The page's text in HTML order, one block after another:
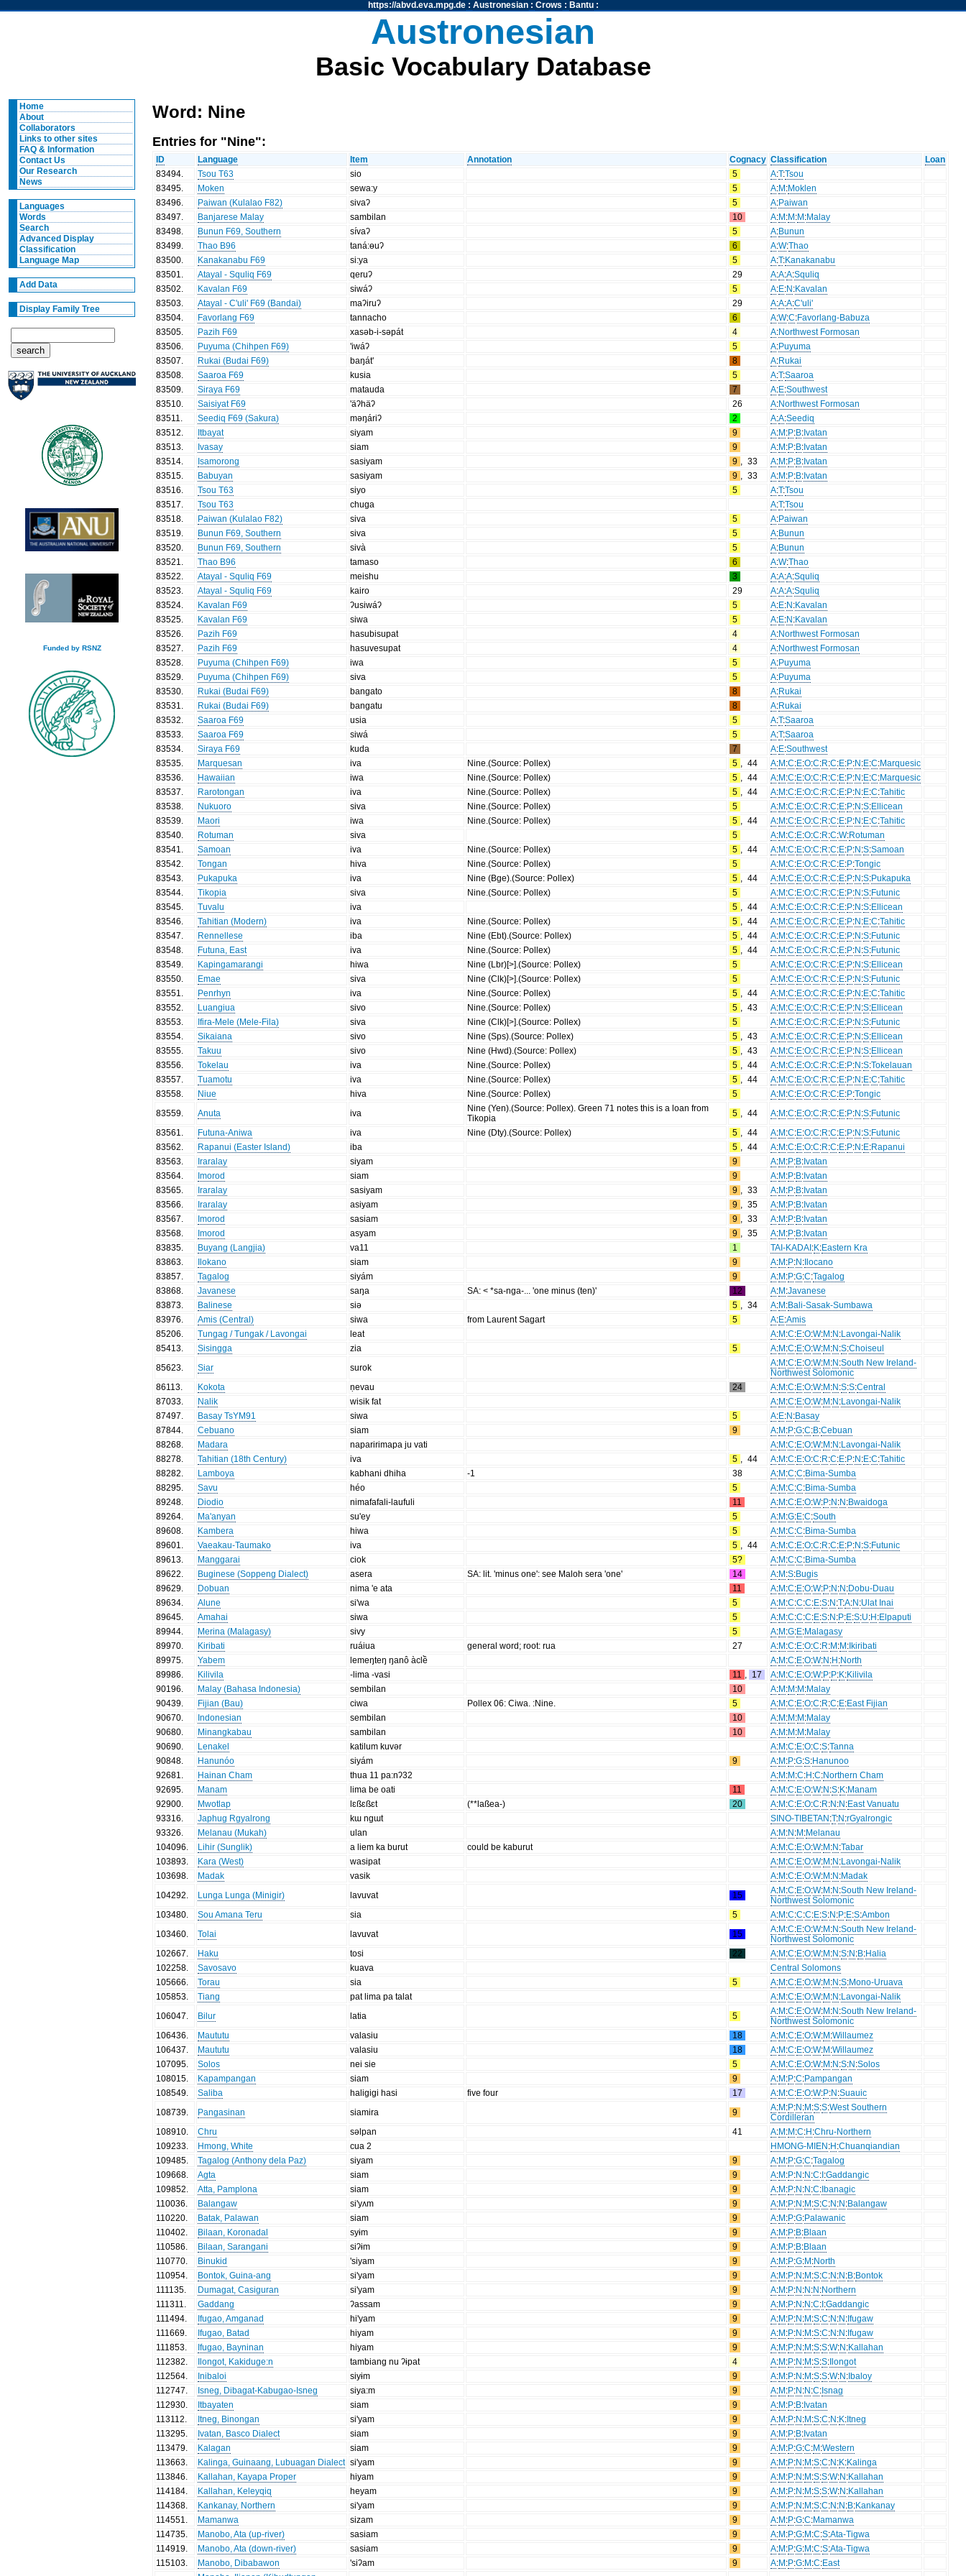
https://abvd.eva.mpg.de: Austronesian: Crows : Bantu:
Austronesian
Basic Vocabulary Database
Home
About
Collaborators
Links to other sites
FAQ & Information
Contact Us
Our Research
News
Languages
Words
Search
Advanced Display
Classification
Language Map
Add Data
Display Family Tree
Funded by RSNZ
Word: Nine
Entries for "Nine":
ID Language Item Annotation Cognacy Classification
Loan
83494
Tsou T63 sio 5 A:T:Tsou
83495
Moken sewa:y 5 A:M:Moklen
83496
Paiwan (Kulalao F82) sivaʔ 5 A:Paiwan
83497
Banjarese Malay sambilan 10 A:M:M:M:Malay
83498
Bunun F69, Southern sívaʔ 5 A:Bunun
83499
Thao B96 taná:ɵuʔ 6 A:W:Thao
83500
Kanakanabu F69 si:ya 5 A:T:Kanakanabu
83501
Atayal - Squliq F69 qeruʔ 29 A:A:A:Squliq
83502
Kavalan F69 siwáʔ 5 A:E:N:Kavalan
83503
Atayal - C'uli' F69 (Bandai) maʔiruʔ 29 A:A:A:C'uli'
83504
Favorlang F69 tannacho 6 A:W:C:Favorlang-Babuza
83505
Pazih F69 xasəb-i-səpát 4 A:Northwest Formosan
83506
Puyuma (Chihpen F69) 'iwáʔ 5 A:Puyuma
83507
Rukai (Budai F69) baŋát' 8 A:Rukai
83508
Saaroa F69 kusia 5 A:T:Saaroa
83509
Siraya F69 matauda 7 A:E:Southwest
83510
Saisiyat F69 'äʔhäʔ 26 A:Northwest Formosan
83511
Seediq F69 (Sakura) məŋáriʔ 2 A:A:Seediq
83512
Itbayat siyam 9 A:M:P:B:Ivatan
83513
Ivasay siam 9 A:M:P:B:Ivatan
83514
Isamorong sasiyam 9 33 A:M:P:B:Ivatan
83515
Babuyan sasiyam 9 33 A:M:P:B:Ivatan
83516
Tsou T63 siyo 5 A:T:Tsou
83517
Tsou T63 chuga A:T:Tsou
83518
Paiwan (Kulalao F82) siva 5 A:Paiwan
83519
Bunun F69, Southern siva 5 A:Bunun
83520
Bunun F69, Southern sivà 5 A:Bunun
83521
Thao B96 tamaso 6 A:W:Thao
83522
Atayal - Squliq F69 meishu 3 A:A:A:Squliq
83523
Atayal - Squliq F69 kairo 29 A:A:A:Squliq
83524
Kavalan F69 ʔusiwáʔ 5 A:E:N:Kavalan
83525
Kavalan F69 siwa 5 A:E:N:Kavalan
83526
Pazih F69 hasubisupat 4 A:Northwest Formosan
83527
Pazih F69 hasuvesupat 4 A:Northwest Formosan
83528
Puyuma (Chihpen F69) iwa 5 A:Puyuma
83529
Puyuma (Chihpen F69) siva 5 A:Puyuma
83530
Rukai (Budai F69) bangato 8 A:Rukai
83531
Rukai (Budai F69) bangatu 8 A:Rukai
83532
Saaroa F69 usia 5 A:T:Saaroa
83533
Saaroa F69 siwá 5 A:T:Saaroa
83534
Siraya F69 kuda 7 A:E:Southwest
83535
Marquesan iva Nine.(Source: Pollex) 5 44 A:M:C:E:O:C:R:C:E:P:N:E:C:Marquesic
83536
Hawaiian iwa Nine.(Source: Pollex) 5 44 A:M:C:E:O:C:R:C:E:P:N:E:C:Marquesic
83537
Rarotongan iva Nine.(Source: Pollex) 5 44 A:M:C:E:O:C:R:C:E:P:N:E:C:Tahitic
83538
Nukuoro siva Nine.(Source: Pollex) 5 A:M:C:E:O:C:R:C:E:P:N:S:Ellicean
83539
Maori iwa Nine.(Source: Pollex) 5 44 A:M:C:E:O:C:R:C:E:P:N:E:C:Tahitic
83540
Rotuman siva 5 A:M:C:E:O:C:R:C:W:Rotuman
83541
Samoan iva Nine.(Source: Pollex) 5 44 A:M:C:E:O:C:R:C:E:P:N:S:Samoan
83542
Tongan hiva Nine.(Source: Pollex) 5 A:M:C:E:O:C:R:C:E:P:Tongic
83543
Pukapuka iva Nine (Bge).(Source: Pollex) 5 44 A:M:C:E:O:C:R:C:E:P:N:S:Pukapuka
83544
Tikopia siva Nine.(Source: Pollex) 5 A:M:C:E:O:C:R:C:E:P:N:S:Futunic
83545
Tuvalu iva 5 44 A:M:C:E:O:C:R:C:E:P:N:S:Ellicean
83546
Tahitian (Modern) iva Nine.(Source: Pollex) 5 44 A:M:C:E:O:C:R:C:E:P:N:E:C:Tahitic
83547
Rennellese iba Nine (Ebt).(Source: Pollex) 5 44 A:M:C:E:O:C:R:C:E:P:N:S:Futunic
83548
Futuna, East iva Nine.(Source: Pollex) 5 44 A:M:C:E:O:C:R:C:E:P:N:S:Futunic
83549
Kapingamarangi hiwa Nine (Lbr)[>].(Source: Pollex) 5 A:M:C:E:O:C:R:C:E:P:N:S:Ellicean
83550
Emae siva Nine (Clk)[>].(Source: Pollex) 5 A:M:C:E:O:C:R:C:E:P:N:S:Futunic
83551
Penrhyn iva Nine.(Source: Pollex) 5 44 A:M:C:E:O:C:R:C:E:P:N:E:C:Tahitic
83552
Luangiua sivo Nine.(Source: Pollex) 5 43 A:M:C:E:O:C:R:C:E:P:N:S:Ellicean
83553
Ifira-Mele (Mele-Fila) siva Nine (Clk)[>].(Source: Pollex) 5 A:M:C:E:O:C:R:C:E:P:N:S:Futunic
83554
Sikaiana sivo Nine (Sps).(Source: Pollex) 5 43 A:M:C:E:O:C:R:C:E:P:N:S:Ellicean
83555
Takuu sivo Nine (Hwd).(Source: Pollex) 5 43 A:M:C:E:O:C:R:C:E:P:N:S:Ellicean
83556
Tokelau iva Nine.(Source: Pollex) 5 44 A:M:C:E:O:C:R:C:E:P:N:S:Tokelauan
83557
Tuamotu iva Nine.(Source: Pollex) 5 44 A:M:C:E:O:C:R:C:E:P:N:E:C:Tahitic
83558
Niue hiva Nine.(Source: Pollex) 5 A:M:C:E:O:C:R:C:E:P:Tongic
83559
Anuta iva
Nine (Yen).(Source: Pollex). Green 71 notes this is a loan from
Tikopia
5 44 A:M:C:E:O:C:R:C:E:P:N:S:Futunic
83561
Futuna-Aniwa iva Nine (Dty).(Source: Pollex) 5 44 A:M:C:E:O:C:R:C:E:P:N:S:Futunic
83562
Rapanui (Easter Island) iba 5 44 A:M:C:E:O:C:R:C:E:P:N:E:Rapanui
83563
Iraralay siyam 9 A:M:P:B:Ivatan
83564
Imorod siam 9 A:M:P:B:Ivatan
83565
Iraralay sasiyam 9 33 A:M:P:B:Ivatan
83566
Iraralay asiyam 9 35 A:M:P:B:Ivatan
83567
Imorod sasiam 9 33 A:M:P:B:Ivatan
83568
Imorod asyam 9 35 A:M:P:B:Ivatan
83835
Buyang (Langjia) va11 1 TAI-KADAI:K:Eastern Kra
83863
Ilokano siam 9 A:M:P:N:Ilocano
83857
Tagalog siyám 9 A:M:P:G:C:Tagalog
83868
Javanese saŋa SA: < *sa-nga-... 'one minus (ten)' 12 A:M:Javanese
83873
Balinese siə 5 34 A:M:Bali-Sasak-Sumbawa
83976
Amis (Central) siwa from Laurent Sagart 5 A:E:Amis
85206
Tungag / Tungak / Lavongai leat A:M:C:E:O:W:M:N:Lavongai-Nalik
85413
Sisingga zia 5 A:M:C:E:O:W:M:N:S:Choiseul
85623
Siar surok A:M:C:E:O:W:M:N:South New Ireland-
Northwest Solomonic
86113
Kokota ṇevau 24 A:M:C:E:O:W:M:N:S:S:Central
87033
Nalik wisik fat A:M:C:E:O:W:M:N:Lavongai-Nalik
87497
Basay TsYM91 siwa 5 A:E:N:Basay
87844
Cebuano siam 9 A:M:P:G:C:B:Cebuan
88268
Madara naparirimapa ju vati A:M:C:E:O:W:M:N:Lavongai-Nalik
88278
Tahitian (18th Century) iva 5 44 A:M:C:E:O:C:R:C:E:P:N:E:C:Tahitic
88282
Lamboya kabhani dhiha -1 38 A:M:C:C:Bima-Sumba
88295
Savu héo 5 A:M:C:C:Bima-Sumba
89248
Diodio nimafafali-laufuli 11 A:M:C:E:O:W:P:N:N:Bwaidoga
89264
Ma'anyan su'ey 5 A:M:G:E:C:South
89608
Kambera hiwa 5 A:M:C:C:Bima-Sumba
89601
Vaeakau-Taumako iva 5 44 A:M:C:E:O:C:R:C:E:P:N:S:Futunic
89613
Manggarai ciok 5? A:M:C:C:Bima-Sumba
89622
Buginese (Soppeng Dialect) asera SA: lit. 'minus one': see Maloh sera 'one' 14 A:M:S:Bugis
89629
Dobuan nima 'e ata 11 A:M:C:E:O:W:P:N:N:Dobu-Duau
89634
Alune si'wa 5 A:M:C:C:C:E:S:N:T:A:N:Ulat Inai
89645
Amahai siwa 5 A:M:C:C:C:E:S:N:P:E:S:U:H:Elpaputi
89944
Merina (Malagasy) sivy 5 A:M:G:E:Malagasy
89970
Kiribati ruáiua general word; root: rua 27 A:M:C:E:O:C:R:M:M:Ikiribati
89975
Yabem lemeŋteŋ ŋanô àclề A:M:C:E:O:W:N:H:North
89986
Kilivila -lima -vasi 11 17 A:M:C:E:O:W:P:P:K:Kilivila
90196
Malay (Bahasa Indonesia) sembilan 10 A:M:M:M:Malay
90439
Fijian (Bau) ciwa Pollex 06: Ciwa. :Nine. 5 A:M:C:E:O:C:R:C:E:East Fijian
90670
Indonesian sembilan 10 A:M:M:M:Malay
90680
Minangkabau sambilan 10 A:M:M:M:Malay
90690
Lenakel katilum kuvər A:M:C:E:O:C:S:Tanna
90848
Hanunóo siyám 9 A:M:P:G:S:Hanunoo
92681
Hainan Cham thua 11 pa:nʔ32 A:M:M:C:H:C:Northern Cham
92695
Manam lima be oati 11 A:M:C:E:O:W:N:S:K:Manam
92900
Mwotlap lɛßɛßɛt (**laßea-) 20 A:M:C:E:O:C:R:N:N:East Vanuatu
93316
Japhug Rgyalrong kɯ ngɯt SINO-TIBETAN:T:N:rGyalrongic
93326
Melanau (Mukah) ulan A:M:N:M:Melanau
104096
Lihir (Sunglik) a liem ka burut could be kaburut A:M:C:E:O:W:M:N:Tabar
103893
Kara (West) wasipat A:M:C:E:O:W:M:N:Lavongai-Nalik
103698
Madak vasik A:M:C:E:O:W:M:N:Madak
104292
Lunga Lunga (Minigir) lavuvat 15 A:M:C:E:O:W:M:N:South New Ireland-
Northwest Solomonic
103480
Sou Amana Teru sia 5 A:M:C:C:C:E:S:N:P:E:S:Ambon
103460
Tolai lavuvat 15 A:M:C:E:O:W:M:N:South New Ireland-
Northwest Solomonic
102667
Haku tosi 22 A:M:C:E:O:W:M:N:S:N:B:Halia
102258
Savosavo kuava
Central Solomons
105666
Torau sia 5 A:M:C:E:O:W:M:N:S:Mono-Uruava
105853
Tiang pat lima pa talat A:M:C:E:O:W:M:N:Lavongai-Nalik
106047
Bilur latia 5 A:M:C:E:O:W:M:N:South New Ireland-
Northwest Solomonic
106436
Maututu valasiu 18 A:M:C:E:O:W:M:Willaumez
106437
Maututu valasiu 18 A:M:C:E:O:W:M:Willaumez
107095
Solos nei sie 5 A:M:C:E:O:W:M:N:S:N:Solos
108015
Kapampangan siam 9 A:M:P:C:Pampangan
108549
Saliba haligigi hasi five four 17 A:M:C:E:O:W:P:N:Suauic
108739
Pangasinan siamira 9 A:M:P:N:M:S:S:West Southern
Cordilleran
108910
Chru səlpan 41 A:M:M:C:H:Chru-Northern
109233
Hmong, White cua 2 HMONG-MIEN:H:Chuanqiandian
109485
Tagalog (Anthony dela Paz) siyam 9 A:M:P:G:C:Tagalog
109668
Agta siam 9 A:M:P:N:N:C:I:Gaddangic
109852
Atta, Pamplona siam 9 A:M:P:N:N:C:Ibanagic
110036
Balangaw si'yʌm 9 A:M:P:N:M:S:C:N:N:Balangaw
110220
Batak, Palawan siam 9 A:M:P:G:Palawanic
110402
Bilaan, Koronadal syɨm 9 A:M:P:B:Blaan
110586
Bilaan, Sarangani siʔɨm 9 A:M:P:B:Blaan
110770
Binukid 'siyam 9 A:M:P:G:M:North
110954
Bontok, Guina-ang si'yam 9 A:M:P:N:M:S:C:N:N:B:Bontok
111135
Dumagat, Casiguran si'yam 9 A:M:P:N:N:N:Northern
111311
Gaddang ʔassam 9 A:M:P:N:N:C:I:Gaddangic
111494
Ifugao, Amganad hi'yam 9 A:M:P:N:M:S:C:N:N:Ifugaw
111669
Ifugao, Batad hiyam 9 A:M:P:N:M:S:C:N:N:Ifugaw
111853
Ifugao, Bayninan hiyam 9 A:M:P:N:M:S:S:W:N:Kallahan
112382
Ilongot, Kakiduge:n tambiang nu ʔɨpat 4 A:M:P:N:M:S:S:Ilongot
112564
Inibaloi siyɨm 9 A:M:P:N:M:S:S:W:N:Ibaloy
112747
Isneg, Dibagat-Kabugao-Isneg siya:m 9 A:M:P:N:N:C:Isnag
112930
Itbayaten siam 9 A:M:P:B:Ivatan
113112
Itneg, Binongan si'yam 9 A:M:P:N:M:S:C:N:K:Itneg
113295
Ivatan, Basco Dialect siam 9 A:M:P:B:Ivatan
113479
Kalagan siam 9 A:M:P:G:C:M:Western
113663
Kalinga, Guinaang, Lubuagan Dialect si'yam 9 A:M:P:N:M:S:C:N:K:Kalinga
113846
Kallahan, Kayapa Proper hiyam 9 A:M:P:N:M:S:S:W:N:Kallahan
114184
Kallahan, Keleyqiq heyam 9 A:M:P:N:M:S:S:W:N:Kallahan
114368
Kankanay, Northern si'yam 9 A:M:P:N:M:S:C:N:N:B:Kankanay
114551
Mamanwa sizam 9 A:M:P:G:C:Mamanwa
114735
Manobo, Ata (up-river) sasiam 9 A:M:P:G:M:C:S:Ata-Tigwa
114919
Manobo, Ata (down-river) sasiam 9 A:M:P:G:M:C:S:Ata-Tigwa
115103
Manobo, Dibabawon 'siʔam 9 A:M:P:G:M:C:East